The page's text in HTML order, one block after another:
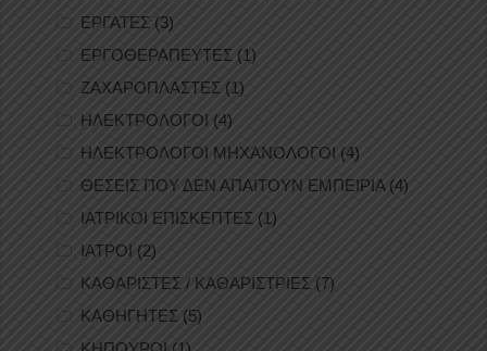
ΕΡΓΑΤΕΣ (3)
ΕΡΓΟΘΕΡΑΠΕΥΤΕΣ (1)
ΖΑΧΑΡΟΠΛΑΣΤΕΣ (1)
ΗΛΕΚΤΡΟΛΟΓΟΙ (4)
ΗΛΕΚΤΡΟΛΟΓΟΙ ΜΗΧΑΝΟΛΟΓΟΙ (4)
ΘΕΣΕΙΣ ΠΟΥ ΔΕΝ ΑΠΑΙΤΟΥΝ ΕΜΠΕΙΡΙΑ(4)
ΙΑΤΡΙΚΟΙ ΕΠΙΣΚΕΠΤΕΣ (1)
ΙΑΤΡΟΙ (2)
ΚΑΘΑΡΙΣΤΕΣ / ΚΑΘΑΡΙΣΤΡΙΕΣ (7)
ΚΑΘΗΓΗΤΕΣ (5)